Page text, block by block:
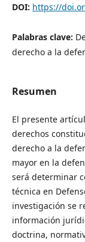
DOI: https://
Palabras clave:
derecho a la
Resumen
El presente
derechos
derecho a la
mayor en la
será determinar
técnica en
investigación se
información
doctrina,